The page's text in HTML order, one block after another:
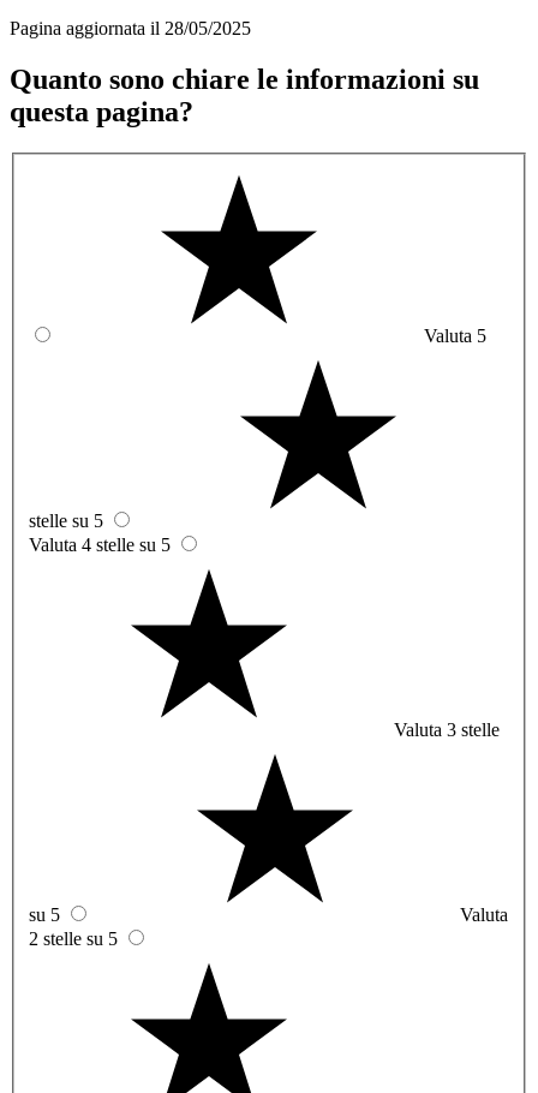
Pagina aggiornata il 28/05/2025
Quanto sono chiare le informazioni su
questa pagina?
Valuta 5
stelle su 5
Valuta 4 stelle su 5
Valuta 3 stelle
su 5
Valuta
2 stelle su 5